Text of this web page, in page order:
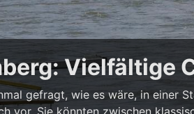
Vielfältige
gefragt, wie es wäre, in einer